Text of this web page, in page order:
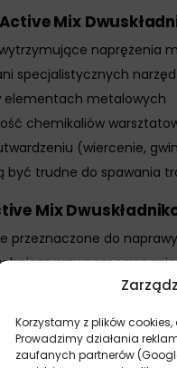
Korzystamy z plików
Prowadzimy działania
zaufanych partnerów
Mix
naprężenia
specjalistycznych
elementach metalowych
chemikaliów
(wiercenie,
być trudne do spawania
Mix
przeznaczone do naprawy
przy pomocy
do uzyskania
miejsce w ciągu 5-
przed rozpoczęciem
utwardzenia na